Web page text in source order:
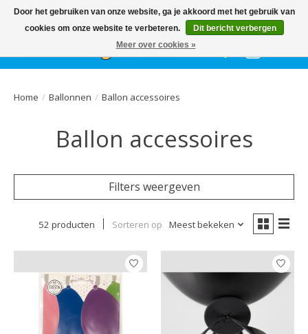
HetGEHELE jaar, grote collectie feestkleding & accessoires |
Ballonnen | Schmink | Bedrukking | Altijd gratis parkeren
Verlanglijst
Home / Ballonnen / Ballon accessoires
Ballon accessoires
Filters weergeven
52 producten Sorteren op Meest bekeken
Door het gebruiken van onze website, ga je akkoord met het gebruik van
cookies om onze website te verbeteren.
Dit bericht verbergen
Meer over cookies »